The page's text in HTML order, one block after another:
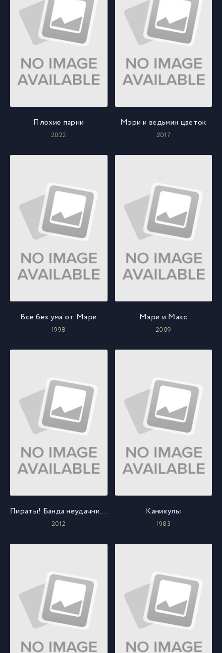
Плохие парни
2022
Мэри и ведьмин цветок
2017
Все без ума от Мэри
1998
Мэри и Макс
2009
Пираты! Банда неудачников
2012
Каникулы
1983